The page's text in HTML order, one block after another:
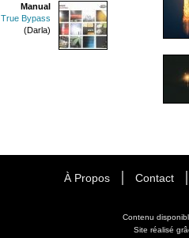
Manual
True Bypass
(Darla)
À Propos Contact
Contenu
Site réalisé